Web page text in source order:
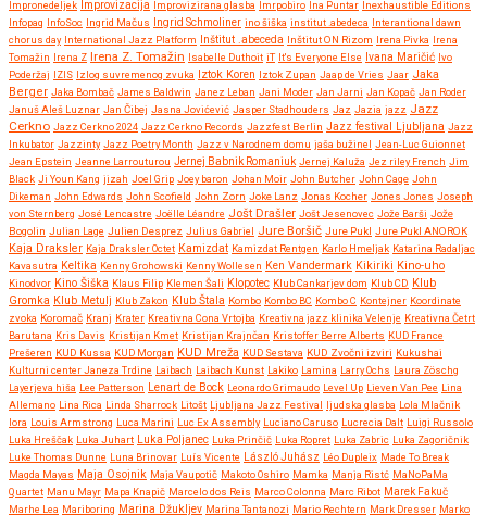
Impronedeljek Improvizacija Improvizirana glasba Imrpobiro Ina Puntar Inexhaustible Editions
Infopaq InfoSoc Ingrid Mačus Ingrid Schmoliner ino šiška institut .abedeca Interantional dawn
chorus day International Jazz Platform Inštitut .abeceda Inštitut ON Rizom Irena Pivka Irena
Tomažin Irena Z Irena Z. Tomažin Isabelle Duthoit iT It's Everyone Else Ivana Maričić Ivo
Poderžaj IZIS Izlog suvremenog zvuka Iztok Koren Iztok Zupan Jaap de Vries Jaar Jaka
Berger Jaka Bombač James Baldwin Janez Leban Jani Moder Jan Jarni Jan Kopač Jan Roder
Januš Aleš Luznar Jan Čibej Jasna Jovićević Jasper Stadhouders Jaz Jazia jazz Jazz
Cerkno Jazz Cerkno 2024 Jazz Cerkno Records Jazzfest Berlin Jazz festival Ljubljana Jazz
Inkubator Jazzinty Jazz Poetry Month Jazz v Narodnem domu jaša bužinel Jean-Luc Guionnet
Jean Epstein Jeanne Larrouturou Jernej Babnik Romaniuk Jernej Kaluža Jez riley French Jim
Black Ji Youn Kang jizah Joel Grip Joey baron Johan Moir John Butcher John Cage John
Dikeman John Edwards John Scofield John Zorn Joke Lanz Jonas Kocher Jones Jones Joseph
von Sternberg José Lencastre Joëlle Léandre Jošt Drašler Jošt Jesenovec Jože Barši Jože
Bogolin Julian Lage Julien Desprez Julius Gabriel Jure Boršič Jure Pukl Jure Pukl ANOROK
Kaja Draksler Kaja Draksler Octet Kamizdat Kamizdat Rentgen Karlo Hmeljak Katarina Radaljac
Kavasutra Keltika Kenny Grohowski Kenny Wollesen Ken Vandermark Kikiriki Kino-uho
Kinodvor Kino Šiška Klaus Filip Klemen Šali Klopotec Klub Cankarjev dom Klub CD Klub
Gromka Klub Metulj Klub Zakon Klub Štala Kombo Kombo BC Kombo C Kontejner Koordinate
zvoka Koromač Kranj Krater Kreativna Cona Vrtojba Kreativna jazz klinika Velenje Kreativna Četrt
Barutana Kris Davis Kristijan Kmet Kristijan Krajnčan Kristoffer Berre Alberts KUD France
Prešeren KUD Kussa KUD Morgan KUD Mreža KUD Sestava KUD Zvočni izviri Kukushai
Kulturni center Janeza Trdine Laibach Laibach Kunst Lakiko Lamina Larry Ochs Laura Zöschg
Layerjeva hiša Lee Patterson Lenart de Bock Leonardo Grimaudo Level Up Lieven Van Pee Lina
Allemano Lina Rica Linda Sharrock Litošt Ljubljana Jazz Festival ljudska glasba Lola Mlačnik
lora Louis Armstrong Luca Marini Luc Ex Assembly Luciano Caruso Lucrecia Dalt Luigi Russolo
Luka Hreščak Luka Juhart Luka Poljanec Luka Prinčič Luka Ropret Luka Zabric Luka Zagoričnik
Luke Thomas Dunne Luna Brinovar Luís Vicente László Juhász Léo Dupleix Made To Break
Magda Mayas Maja Osojnik Maja Vaupotič Makoto Oshiro Mamka Manja Ristć MaNoPaMa
Quartet Manu Mayr Mapa Knapič Marcelo dos Reis Marco Colonna Marc Ribot Marek Fakuč
Marhe Lea Mariboring Marina Džukljev Marina Tantanozi Mario Rechtern Mark Dresser Marko